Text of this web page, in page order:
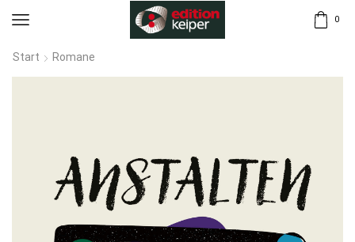
0
Start Romane